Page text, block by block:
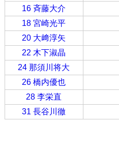
16 斉藤大介
18 宮崎光平
20 大﨑淳矢
22 木下淑晶
24 那須川将大
26 橋内優也
28 李栄直
31 長谷川徹